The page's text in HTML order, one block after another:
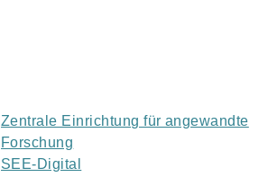
Zentrale Einrichtung für angewandte
Forschung
SEE-Digital